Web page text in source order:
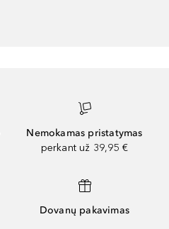
Nemokamas pristatymas
perkant už 39,95 €
Dovanų pakavimas